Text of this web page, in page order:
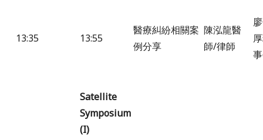
13:35 13:55
醫療糾紛相關案
例分享
陳泓龍醫
師/律師
Satellite
Symposium
(I)